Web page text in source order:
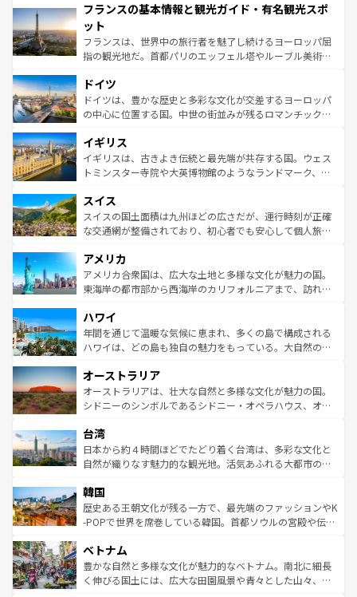
ませてくれるイタリアで、忘れられない旅をしてみよう！
なお、新着のイタリア情報は
しい。
文化が根付くこの国では、情熱的なフラメンコ、熱気あふ
れる闘牛、そして美味しいタパスが生活の一部となってい
る。首都マドリードの洗練された雰囲気や、バルセロナの
アートに溢れた街角から、地方では古代ローマ遺跡や中世
せる。地方によって風土や気候が異なるスペインはその個
性で訪れる人を魅了する。 なお、新着のスペイン情報は コ
ンテンツ一覧を参照してほしい。
フランスの基本情報と観光ガイド・有名観光スポ
ット
フランスは、世界中の旅行者を魅了し続けるヨーロッパ屈
指の観光地だ。首都パリのエッフェル塔やルーブル美術館
で、幅広い魅力が詰まっている。華麗な宮殿、歴史的な大
聖堂、美しいビーチ、そして豊かな自然が、訪れる者を心
から魅了する。また、フランスは美食の国としても知ら
いる。シャンパンの発祥地であるランス、プロヴァンスの
香り高いラベンダー畑など、多彩な楽しみ方が可能だ。さ
らに、パリ以外の地域にも魅力が溢れており、どの街角に
れる地方に足を運ぶとそれぞれで全く異なる文化を体験で
きるだろう。 なお、新着のフランス情報はコンテンツ一覧
を参照してほしい。
ドイツ
ドイツは、豊かな歴史と多彩な文化が交差するヨーロッパ
の中心に位置する国。中世の街並みが残るロマンチック街
顔を持つこの国は、どこを歩いても飽きることがない。ベ
ルリンの文化的活気、バイエルン州のアルプスの絶景、そ
してライン川沿いのワイン畑といった風景は必見。ビール
は、お酒好きな人にはぜひ体験してほしい。 なお、新着の
ドイツ情報はコンテンツ一覧を参照してほしい。
イギリス
イギリスは、古きよき伝統と最先端が共存する国。ウェス
トミンスター寺院や大英博物館のようなランドマーク、歴
リアごとに異なる魅力がある。また、優雅なアフタヌーン
ティー、ビール好きにはたまらない英国パブ、サッカー観
戦など、本場だからこそできる体験も豊富。イギリスを旅
ンツ一覧を参照してほしい。
スイス
スイスの国土面積は九州ほどの広さだが、運行時刻が正確
な交通網が整備されており、初心者でも安心して個人旅行
の建物がそのまま残る町や、スイスならではのユニークな
博物館もあり、アルプス観光だけでなく町歩きも満喫する
ことができる。国民の所得が高いため物価も高いが、旅行
ば市内交通費無料で観光を楽しむこともできる。 なお、新
着のスイス情報はコンテンツ一覧 を参照してほしい。
アメリカ
アメリカ合衆国は、広大な土地と多様な文化が魅力の国。
東海岸の都市部から西海岸のカリフォルニアまで、訪れる
のような巨大都市は、観光、ショッピング、エンターテイ
ンメントが詰まった刺激的なスポットだ。一方、アメリカ
西部には大自然が広がり、グランドキャニオンやイエロー
部のニューオーリンズでは、音楽と美食が融合した独特の
文化が魅力。旅行者はアメリカの各地域で異なる魅力を楽
しみながら、その多様性と豊かな歴史を感じることができ
ならではの贅沢な旅のスタイルだ。 なお、新着のアメリカ
情報はコンテンツ一覧を参照してほしい。
ハワイ
年間を通じて温暖な気候に恵まれ、多くの島で構成される
ハワイは、どの島も独自の魅力をもっている。大自然の神
ワイ島は見逃せない。また、定番の観光地といえばオアフ
島だが、静かな自然を求めるならマウイ島やカウアイ島が
おすすめ。エメラルドグリーンに輝く海をはじめ、豊かな
れるおもてなしの心で訪れる人々を迎えてくれるハワイの
人々、おいしいローカルフードやハワイアンミュージッ
ク、伝統的なフラダンスなど、すべてがハワイの魅力を彩
ワイを、存分に味わってほしい。 なお、新着のハワイ情報
はコンテンツ一覧を参照してほしい。
オーストラリア
オーストラリアは、壮大な自然と多様な文化が魅力の国。
シドニーのシンボルであるシドニー・オペラハウス、オー
リアリーフや大陸中央部にそびえるウルル（エアーズロッ
ク）、タスマニアの美しい原生林やケアンズの熱帯雨林な
ど、見どころがたくさん。また、カフェやワイン、オージ
いる。アクティビティも充実しており、サーフィンやダイ
ビング、ハイキングなど、アウトドア好きにはたまらな
い。オーストラリアの多彩な魅力を存分に味わいつくそ
参照してほしい。
台湾
日本から約４時間ほどでたどり着く台湾は、多彩な文化と
自然が織りなす魅力的な観光地。活気あふれる大都市の台
ン）、静ひつな山岳地帯である台湾東部など、都市の喧騒
と山間の静けさが共存しており、訪れる人に新しい発見と
驚きをもたらしてくれる。また、奥深い台湾の食文化も魅
容にもいいと評判のスイーツなど、バラエティ豊かな料理
が味わえる。 なお、新着の台湾情報は コンテンツ一覧を参
照してほしい。
韓国
歴史ある王朝文化が残る一方で、最先端のファッションやK
-POPで世界を席巻している韓国。首都ソウルの宮殿や伝統
き、地方に足を延ばせば四季折々の自然美を楽しむことが
できる。そして、キムチや焼肉、絶品のストリートフード
まで、さまざまな韓国料理が待っている。夜には、韓国な
ベトナム
豊かな自然と多様な文化が魅力的なベトナム。南北に細長
く伸びる国土には、広大な田園風景や青々とした山々、世